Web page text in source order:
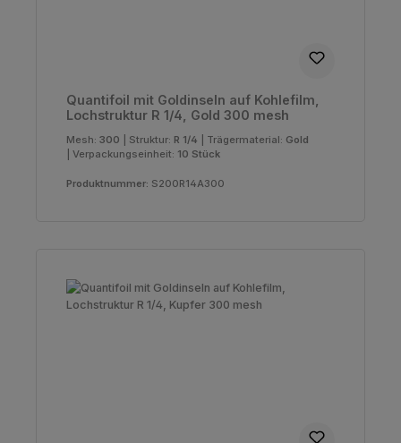
Quantifoil mit Goldinseln auf Kohlefilm,
Lochstruktur R 1/4, Gold 300 mesh
Mesh: 300 Struktur: R 1/4 Trägermaterial: Gold
Verpackungseinheit: 10 Stück
Produktnummer: S200R14A300